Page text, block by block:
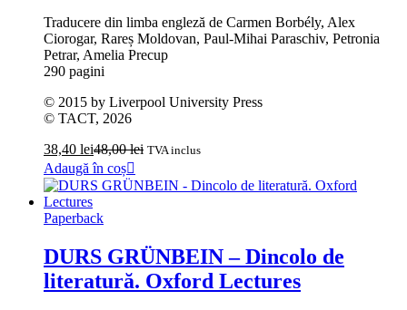
Traducere din limba engleză de Carmen Borbély, Alex
Ciorogar, Rareș Moldovan, Paul-Mihai Paraschiv, Petronia
Petrar, Amelia Precup
290 pagini
© 2015 by Liverpool University Press
© TACT, 2026
38,40 lei48,00lei TVA inclus
Adaugă în coș
Paperback
DURS GRÜNBEIN – Dincolo de
literatură. Oxford Lectures